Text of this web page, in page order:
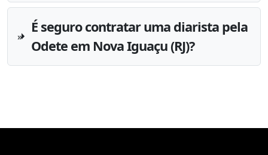
É seguro contratar uma diarista pela
Odete em Nova Iguaçu (RJ)?